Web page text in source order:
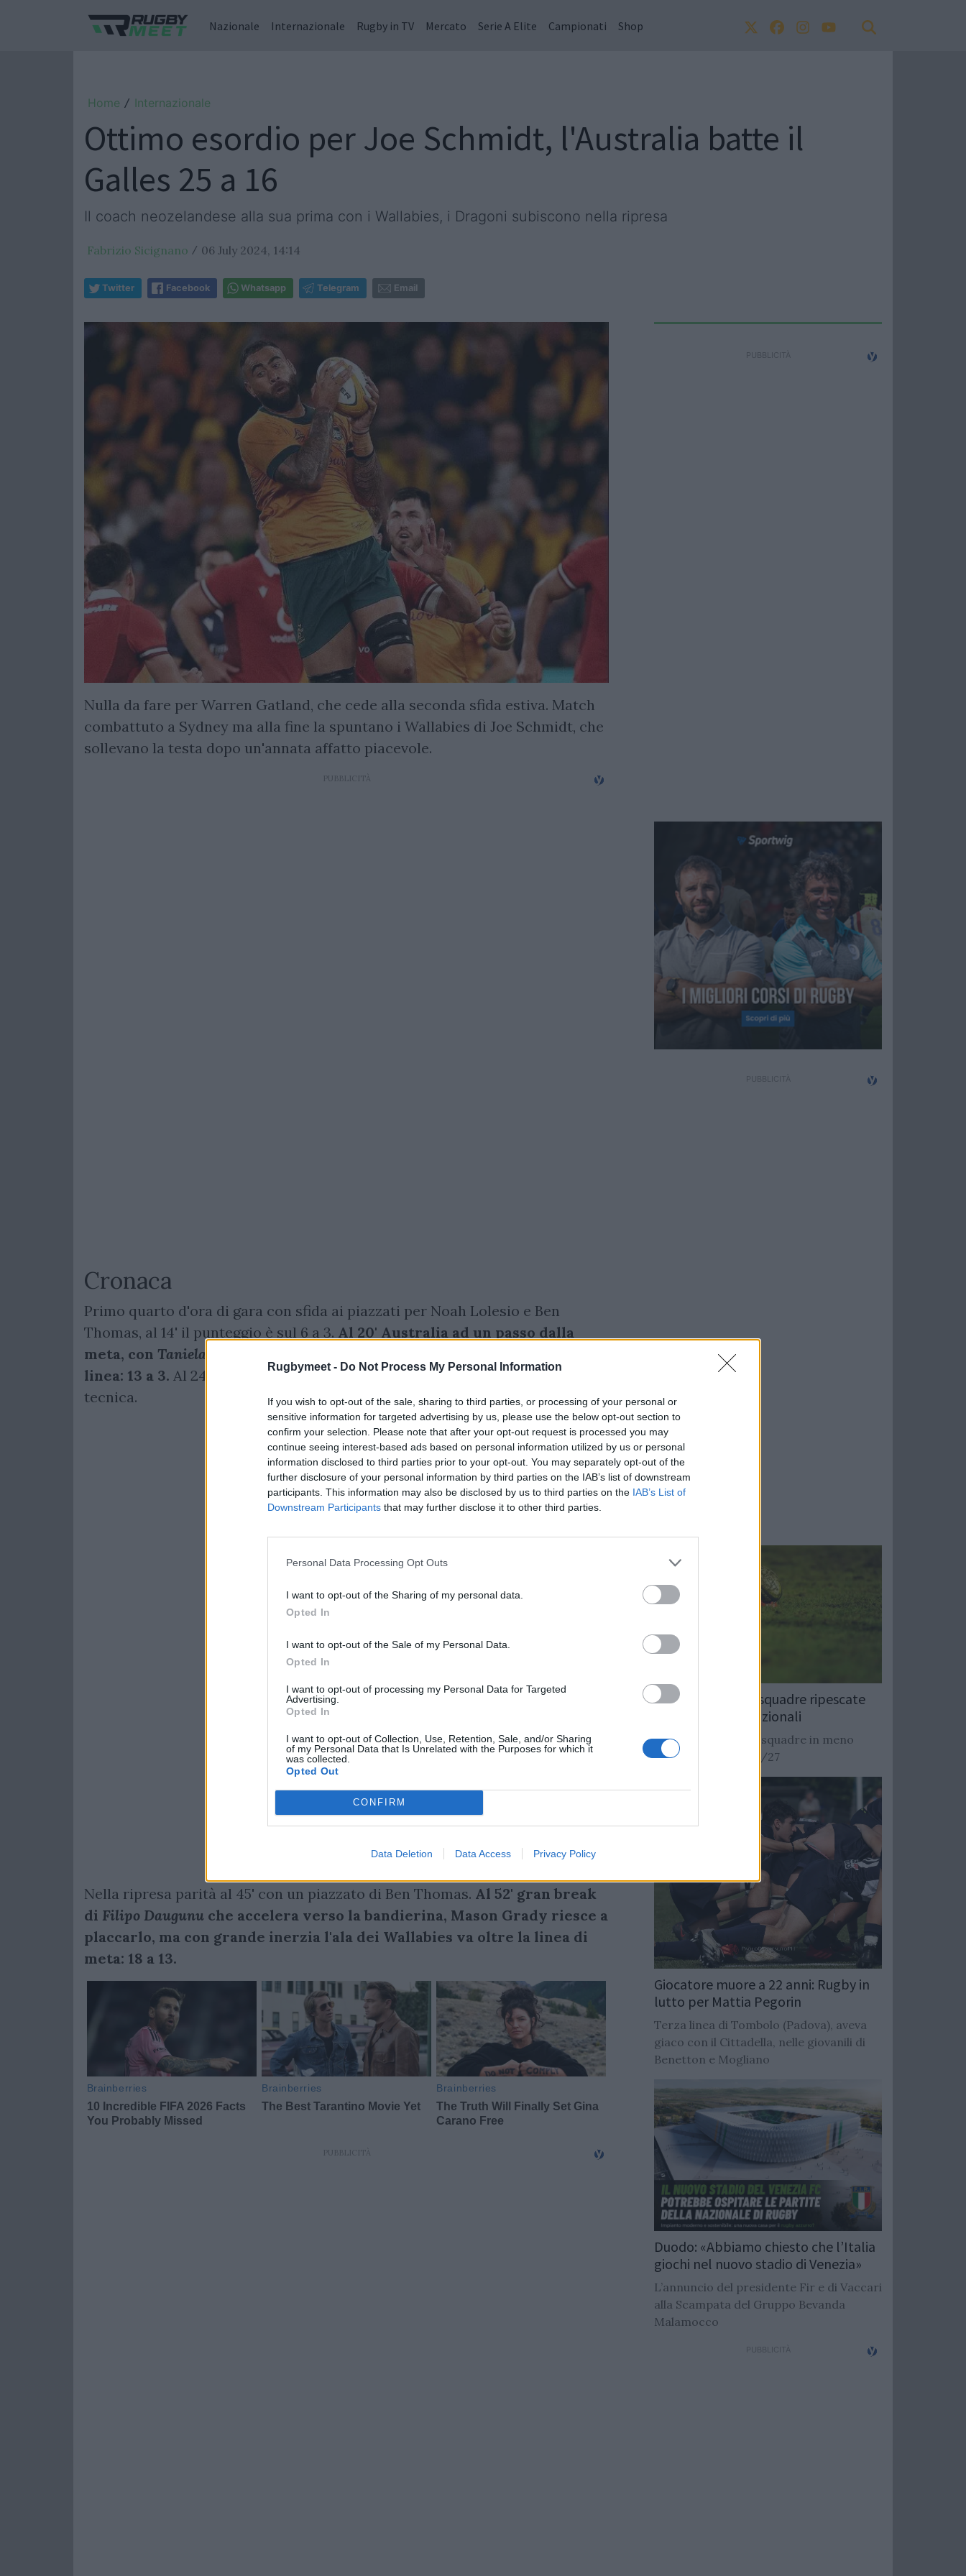
Rugbymeet - Do Not Process My Personal Information
If you wish to opt-out of the sale, sharing to third parties, or processing of your personal or
sensitive information for targeted advertising by us, please use the below opt-out section to
confirm your selection. Please note that after your opt-out request is processed you may
continue seeing interest-based ads based on personal information utilized by us or personal
information disclosed to third parties prior to your opt-out. You may separately opt-out of the
further disclosure of your personal information by third parties on the IAB’s list of downstream
participants. This information may also be disclosed by us to third parties on the IAB’s List of
Downstream Participants that may further disclose it to other third parties.
Personal Data Processing Opt Outs
I want to opt-out of the Sharing of my personal data.
Opted In
I want to opt-out of the Sale of my Personal Data.
Opted In
I want to opt-out of processing my Personal Data for Targeted
Advertising.
Opted In
I want to opt-out of Collection, Use, Retention, Sale, and/or Sharing
of my Personal Data that Is Unrelated with the Purposes for which it
was collected.
Opted Out
CONFIRM
Data Deletion Data Access Privacy Policy
Nazionale Internazionale Rugby in TV Mercato Serie A Elite Campionati Shop
Home / Internazionale
Ottimo esordio per Joe Schmidt, l'Australia batte il
Galles 25 a 16
Il coach neozelandese alla sua prima con i Wallabies, i Dragoni subiscono nella ripresa
Fabrizio Sicignano / 06 July 2024, 14:14
Twitter Facebook Whatsapp Telegram Email
Nulla da fare per Warren Gatland, che cede alla seconda sfida estiva. Match
combattuto a Sydney ma alla fine la spuntano i Wallabies di Joe Schmidt, che
sollevano la testa dopo un'annata affatto piacevole.
Cronaca
Primo quarto d'ora di gara con sfida ai piazzati per Noah Lolesio e Ben
Thomas, al 14' il punteggio è sul 6 a 3. Al 20' Australia ad un passo dalla
meta, con Taniela Tupou
linea: 13 a 3. Al 24' il Galles accorcia le distanze mettendo a segno una meta
tecnica.
Nella ripresa parità al 45' con un piazzato di Ben Thomas. Al 52' gran break
di Filipo Daugunu che accelera verso la bandierina, Mason Grady riesce a
placcarlo, ma con grande inerzia l'ala dei Wallabies va oltre la linea di
meta: 18 a 13.
Rugby: Record di squadre ripescate
nei campionati nazionali
Si stimano oltre 20 squadre in meno
dalla stagione 2026/27
Giocatore muore a 22 anni: Rugby in
lutto per Mattia Pegorin
Terza linea di Tombolo (Padova), aveva
giaco con il Cittadella, nelle giovanili di
Benetton e Mogliano
Duodo: «Abbiamo chiesto che l’Italia
giochi nel nuovo stadio di Venezia»
L’annuncio del presidente Fir e di Vaccari
alla Scampata del Gruppo Bevanda
Malamocco